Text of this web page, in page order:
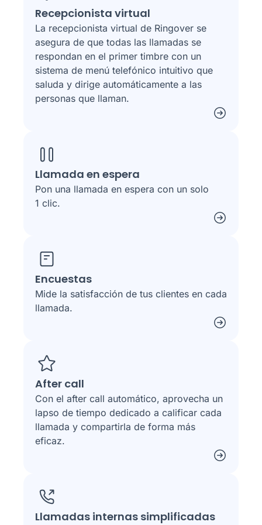
Recepcionista virtual
La recepcionista virtual de Ringover se
asegura de que todas las llamadas se
respondan en el primer timbre con un
sistema de menú telefónico intuitivo que
saluda y dirige automáticamente a las
personas que llaman.
Llamada en espera
Pon una llamada en espera con un solo
1 clic.
Encuestas
Mide la satisfacción de tus clientes en cada
llamada.
After call
Con el after call automático, aprovecha un
lapso de tiempo dedicado a calificar cada
llamada y compartirla de forma más
eficaz.
Llamadas internas simplificadas